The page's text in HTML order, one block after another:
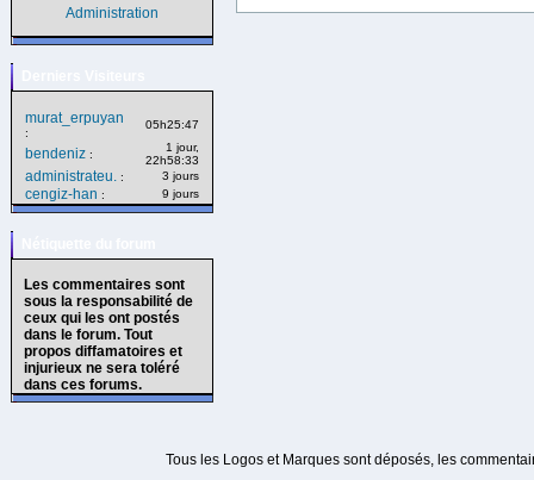
Administration
murat_erpuyan
:
05h25:47
bendeniz :
1 jour,
22h58:33
administrateu. : 3 jours
cengiz-han : 9 jours
Les commentaires sont
sous la responsabilité de
ceux qui les ont postés
dans le forum. Tout
propos diffamatoires et
injurieux ne sera toléré
dans ces forums.
Tous les Logos et Marques sont déposés, les